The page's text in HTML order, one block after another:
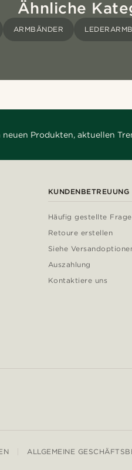
Ähnliche
ARMBÄNDER
neuen Produkten, aktuellen
KUNDENBETREUUNG
Häufig gestellte
Retoure erstellen
Siehe
Auszahlung
Kontaktiere uns
ALLGEMEINE